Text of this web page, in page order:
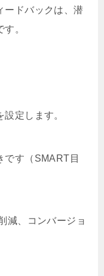
ードバックは、潜
。
定します。
です（SMART目
減、コンバージョ